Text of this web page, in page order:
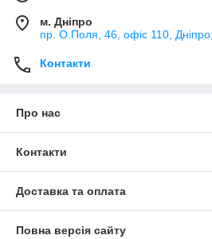
м. Дніпро
пр. О.Поля, 46, офіс 110,
Контакти
Про нас
Контакти
Доставка та оплата
Повна версія сайту